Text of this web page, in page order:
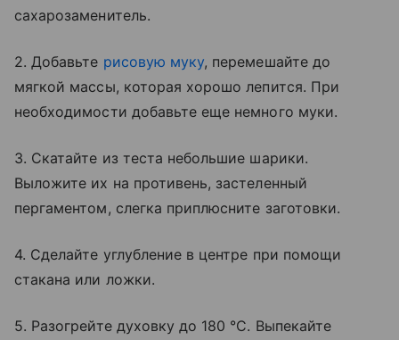
сахарозаменитель.
2. Добавьте рисовую муку, перемешайте до
мягкой массы, которая хорошо лепится. При
необходимости добавьте еще немного муки.
3. Скатайте из теста небольшие шарики.
Выложите их на противень, застеленный
пергаментом, слегка приплюсните заготовки.
4. Сделайте углубление в центре при помощи
стакана или ложки.
5. Разогрейте духовку до 180 °C. Выпекайте